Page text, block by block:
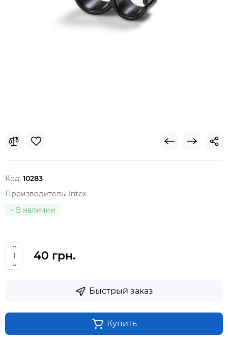
Код: 10283
Производитель: Intex
В наличии
40 грн.
Быстрый заказ
Купить